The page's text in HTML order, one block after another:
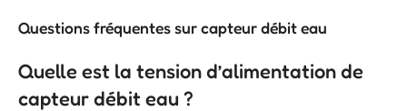
Questions fréquentes sur capteur débit eau
Quelle est la tension d’alimentation de
capteur débit eau ?